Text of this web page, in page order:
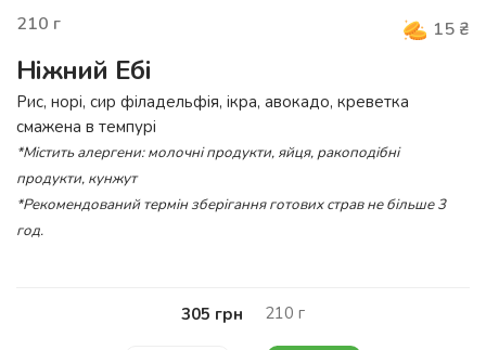
210 г 15 ₴
Ніжний Ебі
Рис, норі, сир філадельфія, ікра, авокадо, креветка
смажена в темпурі
*Містить алергени: молочні продукти, яйця, ракоподібні
продукти, кунжут
*Рекомендований термін зберігання готових страв не більше 3
год.
305 грн 210 г